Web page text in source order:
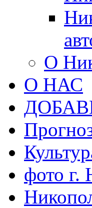
О
О НАС
фото г.